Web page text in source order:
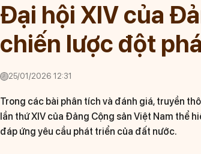
Đại hội XIV của
chiến lược đột
25/01/2026 12:31
Trong các bài phân tích và đánh giá, truyền
lần thứ XIV của Đảng Cộng sản Việt Nam thể
đáp ứng yêu cầu phát triển của đất nước.